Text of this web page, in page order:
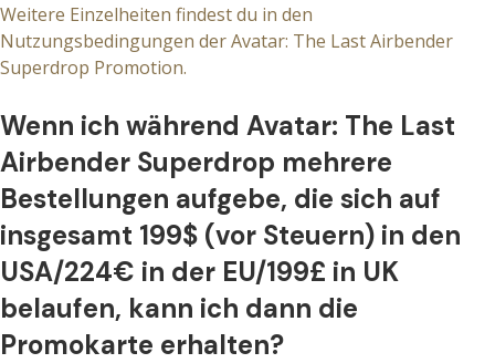
Weitere Einzelheiten findest du in den
Nutzungsbedingungen der Avatar: The Last Airbender
Superdrop Promotion.
Wenn ich während Avatar: The Last
Airbender Superdrop mehrere
Bestellungen aufgebe, die sich auf
insgesamt 199$ (vor Steuern) in den
USA/224€ in der EU/199£ in UK
belaufen, kann ich dann die
Promokarte erhalten?